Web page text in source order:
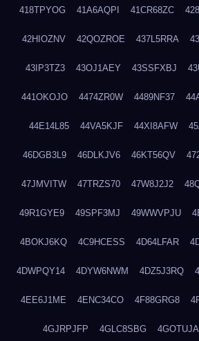
418TPYOG 41A6AQPI 41CR68ZC
42HIOZNV 42QOZROE 437L5RRA
43IP3TZ3 43OJ1AEY 43SSFXBJ
441OKOJO 4474ZR0W 4489NF37
44E14L85 44VA5KJF 44XI8AFW
46DGB3L9 46DLKJV6 46KT56QV
47JMVITW 47TRZS70 47W8J2J2
49R1GYE9 49SPF3MJ 49WWVPJU
4BOKJ6KQ 4C9HCESS 4D64LFAR
4DWPQY14 4DYW6NWM 4DZ5J3RQ
4EE6J1ME 4ENC34CO 4F88GRG8
4GJRPJFP 4GLC8SBG